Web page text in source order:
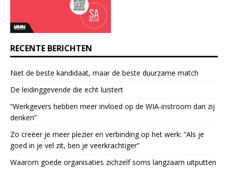
.
l
e
a
s
e
l
a
v
RECENTE BERICHTEN
Niet de beste kandidaat, maar de beste duurzame match
De leidinggevende die echt luistert
“Werkgevers hebben meer invloed op de WIA-instroom dan zij
denken”
Zo creëer je meer plezier en verbinding op het werk: “Als je
goed in je vel zit, ben je veerkrach­tiger”
Waarom goede organisaties zichzelf soms langzaam uitputten